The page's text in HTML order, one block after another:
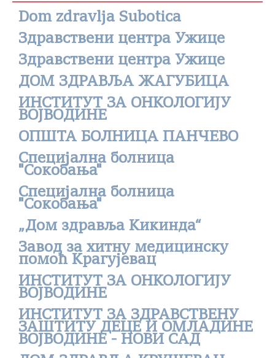
Dom zdravlja Subotica
Здравствени центра Ужице
Здравствени центра Ужице
ДОМ ЗДРАВЉА ЖАГУБИЦА
ИНСТИТУТ ЗА ОНКОЛОГИЈУ
ВОЈВОДИНЕ
ОПШТА БОЛНИЦА ПАНЧЕВО
Специјалнa болницa
"Сокобања"
Специјалнa болницa
"Сокобања"
„Дом здравља Кикинда“
Завод за хитну медицинску
помоћ Крагујевац
ИНСТИТУТ ЗА ОНКОЛОГИЈУ
ВОЈВОДИНЕ
ИНСТИТУТ ЗА ЗДРАВСТВЕНУ
ЗАШТИТУ ДЕЦЕ И ОМЛАДИНЕ
ВОЈВОДИНЕ - НОВИ САД